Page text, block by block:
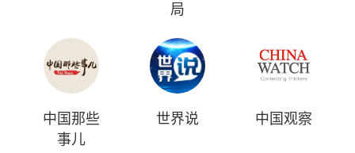
局
中国那些
事儿
世界说 中国观察